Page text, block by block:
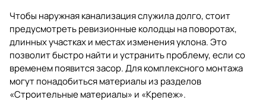
Чтобы наружная канализация служила долго, стоит
предусмотреть ревизионные колодцы на поворотах,
длинных участках и местах изменения уклона. Это
позволит быстро найти и устранить проблему, если со
временем появится засор. Для комплексного монтажа
могут понадобиться материалы из разделов
«Строительные материалы» и «Крепеж».